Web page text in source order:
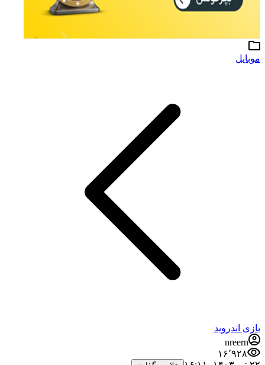
موبایل
بازی اندروید
nreern
۱۶٬۹۲۸